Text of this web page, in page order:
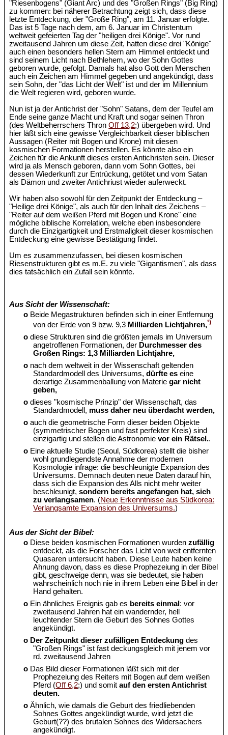
"Riesenbogens" (Giant Arc) und des "Großen Rings" (Big Ring)
zu kommen: bei näherer Betrachtung zeigt sich, dass diese
letzte Entdeckung, der "Große Ring", am 11. Januar erfolgte.
Das ist 5 Tage nach dem, am 6. Januar im Christentum
weltweit gefeierten Tag der "heiligen drei Könige". Vor rund
zweitausend Jahren um diese Zeit, hatten diese drei "Könige"
auch einen besonders hellen Stern am Himmel entdeckt und
sind seinem Licht nach Bethlehem, wo der Sohn Gottes
geboren wurde, gefolgt. Damals hat also Gott den Menschen
auch ein Zeichen am Himmel gegeben und angekündigt, dass
sein Sohn, der "das Licht der Welt" ist und der im Millennium
die Welt regieren wird, geboren wurde.
Nun ist ja der Antichrist der "Sohn" Satans, dem der Teufel am
Ende seine ganze Macht und Kraft und sogar seinen Thron
(des Weltbeherrschers ThronOff 13,2;) übergeben wird. Und
hier läßt sich eine gewisse Vergleichbarkeit dieser biblischen
Aussagen (Reiter mit Bogen und Krone) mit diesen
kosmischen Formationen herstellen. Es könnte also ein
Zeichen für die Ankunft dieses ersten Antichristen sein. Dieser
wird ja als Mensch geboren, dann vom Sohn Gottes, bei
dessen Wiederkunft zur Entrückung, getötet und vom Satan
als Dämon und zweiter Antichriust wieder auferweckt.
Wir haben also sowohl für den Zeitpunkt der Entdeckung –
"Heilige drei Könige", als auch für den Inhalt des Zeichens –
"Reiter auf dem weißen Pferd mit Bogen und Krone" eine
mögliche biblische Korrelation, welche eben insbesondere
durch die Einzigartigkeit und Erstmaligkeit dieser kosmischen
Entdeckung eine gewisse Bestätigung findet.
Um es zusammenzufassen, bei diesen kosmischen
Riesenstrukturen gibt es m.E. zu viele "Gigantismen", als dass
dies tatsächlich ein Zufall sein könnte.
Aus Sicht der Wissenschaft:
o Beide Megastrukturen befinden sich in einer Entfernung
von der Erde von 9 bzw. 9,3 Milliarden Lichtjahren,¹)
o diese Strukturen sind die größten jemals im Universum
angetroffenen Formationen, der Durchmesser des
Großen Rings: 1,3 Milliarden Lichtjahre,
o nach dem weltweit in der Wissenschaft geltenden
Standardmodell des Universums,dürfte eseine
derartige Zusammenballung von Materiegar nicht
geben,
o dieses "kosmische Prinzip" der Wissenschaft, das
Standardmodell, muss daher neu überdacht werden,
o auch die geometrische Form dieser beiden Objekte
(symmetrischer Bogen und fast perfekter Kreis) sind
einzigartig und stellen die Astronomievor ein Rätsel..
o Eine aktuelle Studie (Seoul, Südkorea) stellt die bisher
wohl grundlegendste Annahme der modernen
Kosmologie infrage: die beschleunigte Expansion des
Universums. Demnach deuten neue Daten darauf hin,
dass sich die Expansion des Alls nicht mehr weiter
beschleunigt,sondern bereits angefangen hat, sich
zu verlangsamen. (Neue Erkenntnisse aus Südkorea:
Verlangsamte Expansion des Universums.)
Aus der Sicht der Bibel:
o Diese beiden kosmischen Formationen wurdenzufällig
entdeckt, als die Forscher das Licht von weit entfernten
Quasaren untersucht haben. Diese Leute haben keine
Ahnung davon, dass es diese Prophezeiung in der Bibel
gibt, geschweige denn, was sie bedeutet, sie haben
wahrscheinlich noch nie in ihrem Leben eine Bibel in der
Hand gehalten.
o Ein ähnliches Ereignis gab es bereits einmal : vor
zweitausend Jahren hat ein wandernder, hell
leuchtender Stern die Geburt des Sohnes Gottes
angekündigt.
o Der Zeitpunkt dieser zufälligen Entdeckung des
"Großen Rings" ist fast deckungsgleich mit jenem vor
rd. zweitausend Jahren
o Das Bild dieser Formationen läßt sich mit der
Prophezeiung des Reiters mit Bogen auf dem weißen
Pferd (Off 6,2;) und somitauf den ersten Antichrist
deuten.
o Ähnlich, wie damals die Geburt des friedliebenden
Sohnes Gottes angekündigt wurde, wird jetzt die
Geburt(??) des brutalen Sohnes des Widersachers
angekündigt.